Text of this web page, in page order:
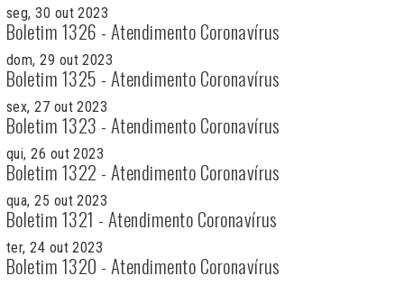
seg, 30 out 2023
Boletim 1326 - Atendimento Coronavírus
dom, 29 out 2023
Boletim 1325 - Atendimento Coronavírus
sex, 27 out 2023
Boletim 1323 - Atendimento Coronavírus
qui, 26 out 2023
Boletim 1322 - Atendimento Coronavírus
qua, 25 out 2023
Boletim 1321 - Atendimento Coronavírus
ter, 24 out 2023
Boletim 1320 - Atendimento Coronavírus